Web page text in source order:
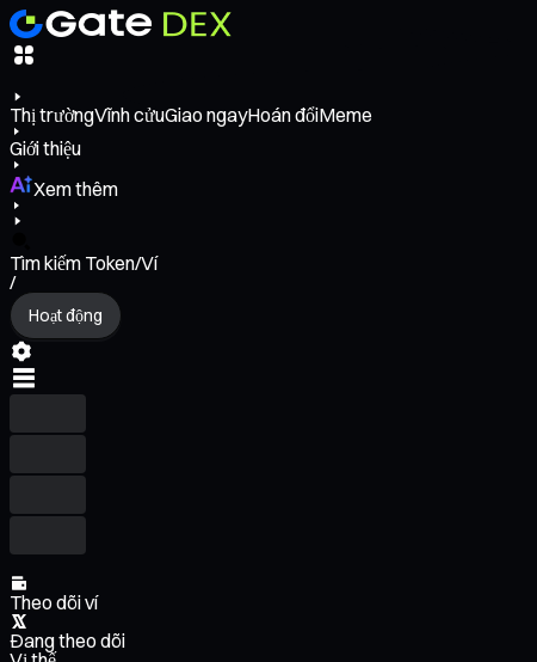
Thị trườngVĩnh cửuGiao ngayHoán đổiMeme
Giới thiệu
Xem thêm
Tìm kiếm Token/Ví
/
Hoạt động
Theo dõi ví
Đang theo dõi